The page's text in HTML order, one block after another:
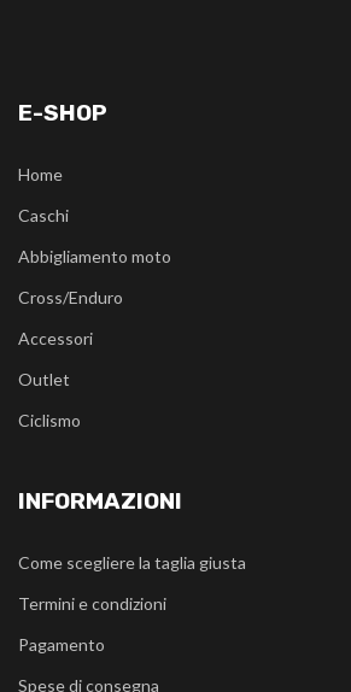
E-SHOP
Home
Caschi
Abbigliamento moto
Cross/Enduro
Accessori
Outlet
Ciclismo
INFORMAZIONI
Come scegliere la taglia giusta
Termini e condizioni
Pagamento
Spese di consegna